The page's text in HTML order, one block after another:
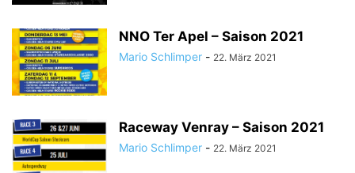
NNO Ter Apel – Saison 2021
Mario Schlimper - 22. März 2021
Raceway Venray – Saison 2021
Mario Schlimper - 22. März 2021